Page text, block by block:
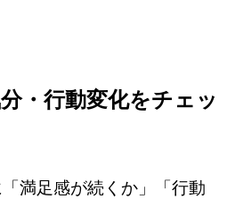
・行動変化をチェッ
満足感が続くか」「行動